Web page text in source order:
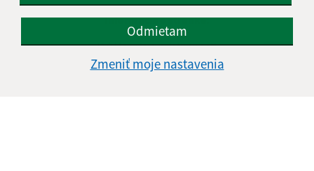
Odmietam
Zmeniť moje nastavenia
Informácie o stránke:
Vyhlásenie o prístupnosti
Autorské práva